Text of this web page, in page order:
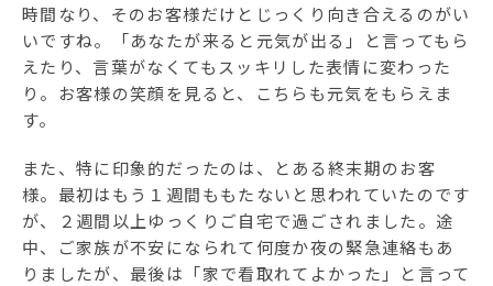
時間なり、そのお客様だけとじっくり向き合えるのがい
いですね。「あなたが来ると元気が出る」と言ってもら
えたり、言葉がなくてもスッキリした表情に変わった
り。お客様の笑顔を見ると、こちらも元気をもらえま
す。
また、特に印象的だったのは、とある終末期のお客
様。最初はもう１週間ももたないと思われていたのです
が、２週間以上ゆっくりご自宅で過ごされました。途
中、ご家族が不安になられて何度か夜の緊急連絡もあ
りましたが、最後は「家で看取れてよかった」と言って